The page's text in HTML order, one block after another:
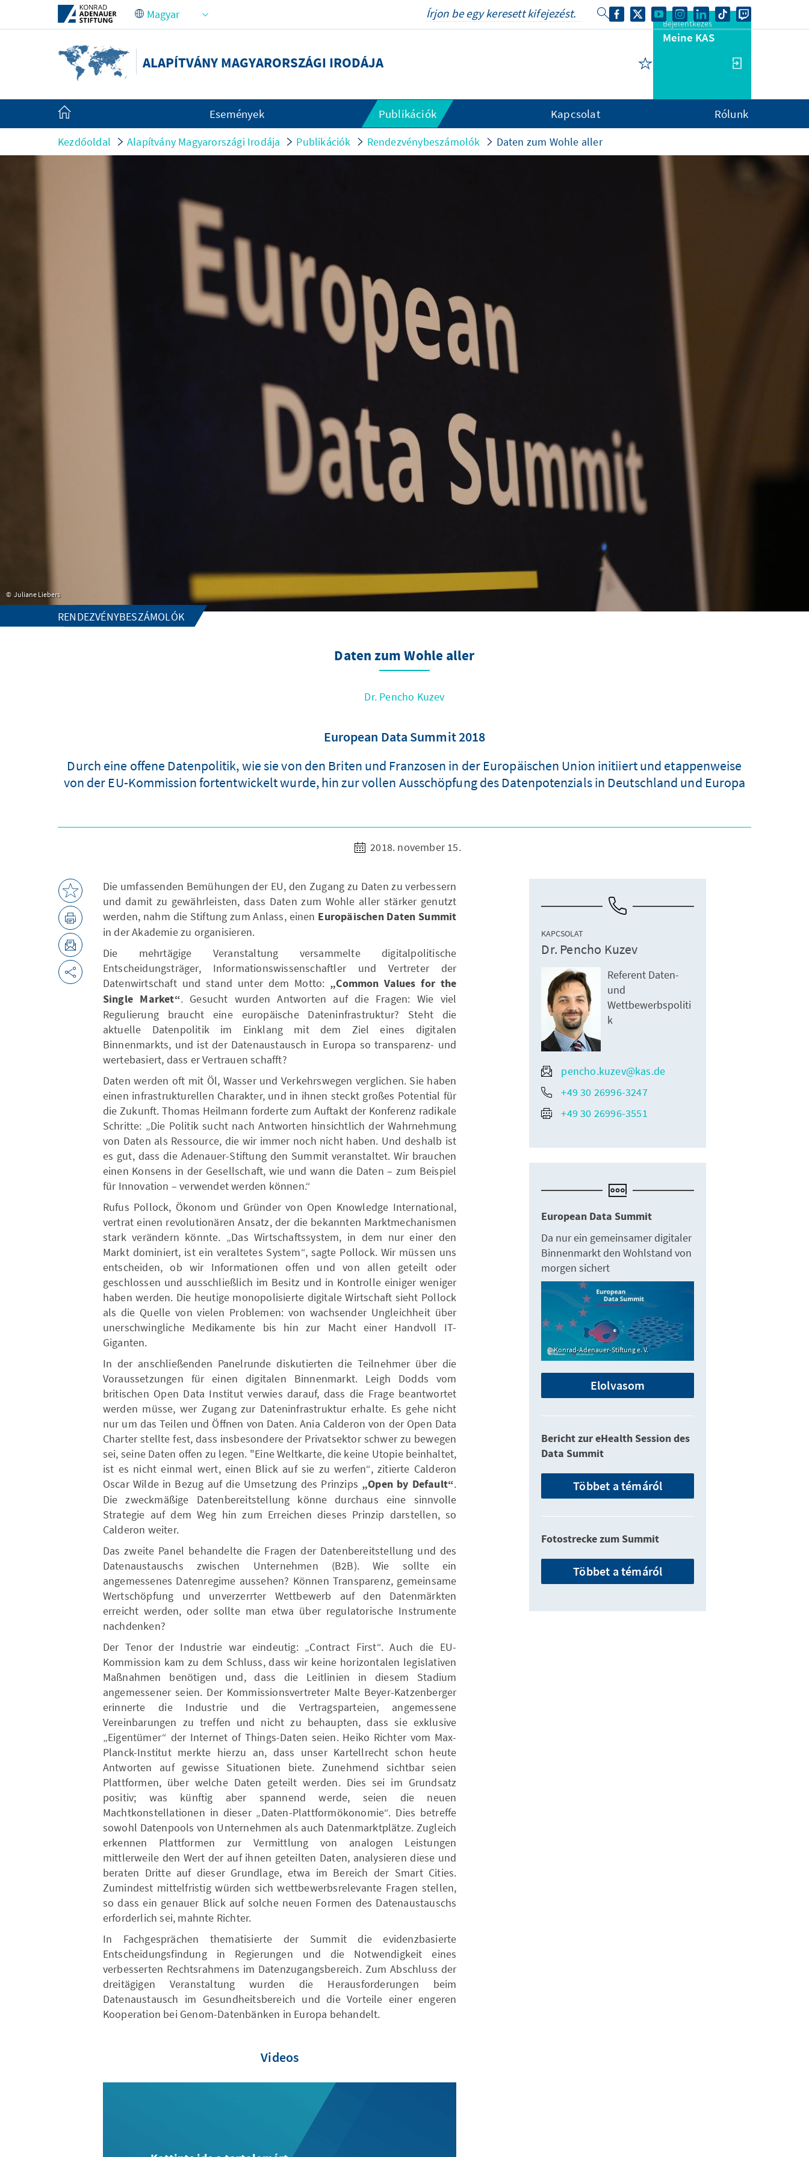
Ugrás a fő tartalomhoz
ALAPÍTVÁNY MAGYARORSZÁGI IRODÁJA
Bejelentkezés
Meine KAS
Események Publikációk Kapcsolat Rólunk
Kezdőoldal Alapítvány Magyarországi Irodája Publikációk Rendezvénybeszámolók Daten zum Wohle aller
Juliane Liebers
RENDEZVÉNYBESZÁMOLÓK
Daten zum Wohle aller
Dr. Pencho Kuzev
European Data Summit 2018
Durch eine offene Datenpolitik, wie sie von den Briten und Franzosen in der Europäischen Union initiiert und etappenweise
von der EU-Kommission fortentwickelt wurde, hin zur vollen Ausschöpfung des Datenpotenzials in Deutschland und Europa
2018. november 15.
Die umfassenden Bemühungen der EU, den Zugang zu Daten zu verbessern
und damit zu gewährleisten, dass Daten zum Wohle aller stärker genutzt
werden, nahm die Stiftung zum Anlass, einen Europäischen Daten Summit
in der Akademie zu organisieren.
Die mehrtägige Veranstaltung versammelte digitalpolitische
Entscheidungsträger, Informationswissenschaftler und Vertreter der
Datenwirtschaft und stand unter dem Motto: „Common Values for the
Single Market“. Gesucht wurden Antworten auf die Fragen: Wie viel
Regulierung braucht eine europäische Dateninfrastruktur? Steht die
aktuelle Datenpolitik im Einklang mit dem Ziel eines digitalen
Binnenmarkts, und ist der Datenaustausch in Europa so transparenz- und
wertebasiert, dass er Vertrauen schafft?
Daten werden oft mit Öl, Wasser und Verkehrswegen verglichen. Sie haben
einen infrastrukturellen Charakter, und in ihnen steckt großes Potential für
die Zukunft. Thomas Heilmann forderte zum Auftakt der Konferenz radikale
Schritte: „Die Politik sucht nach Antworten hinsichtlich der Wahrnehmung
von Daten als Ressource, die wir immer noch nicht haben. Und deshalb ist
es gut, dass die Adenauer-Stiftung den Summit veranstaltet. Wir brauchen
einen Konsens in der Gesellschaft, wie und wann die Daten – zum Beispiel
für Innovation – verwendet werden können.“
Rufus Pollock, Ökonom und Gründer von Open Knowledge International,
vertrat einen revolutionären Ansatz, der die bekannten Marktmechanismen
stark verändern könnte. „Das Wirtschaftssystem, in dem nur einer den
Markt dominiert, ist ein veraltetes System“, sagte Pollock. Wir müssen uns
entscheiden, ob wir Informationen offen und von allen geteilt oder
geschlossen und ausschließlich im Besitz und in Kontrolle einiger weniger
haben werden. Die heutige monopolisierte digitale Wirtschaft sieht Pollock
als die Quelle von vielen Problemen: von wachsender Ungleichheit über
unerschwingliche Medikamente bis hin zur Macht einer Handvoll IT-
Giganten.
In der anschließenden Panelrunde diskutierten die Teilnehmer über die
Voraussetzungen für einen digitalen Binnenmarkt. Leigh Dodds vom
britischen Open Data Institut verwies darauf, dass die Frage beantwortet
werden müsse, wer Zugang zur Dateninfrastruktur erhalte. Es gehe nicht
nur um das Teilen und Öffnen von Daten. Ania Calderon von der Open Data
Charter stellte fest, dass insbesondere der Privatsektor schwer zu bewegen
sei, seine Daten offen zu legen. "Eine Weltkarte, die keine Utopie beinhaltet,
ist es nicht einmal wert, einen Blick auf sie zu werfen“, zitierte Calderon
Oscar Wilde in Bezug auf die Umsetzung des Prinzips „Open by Default“.
Die zweckmäßige Datenbereitstellung könne durchaus eine sinnvolle
Strategie auf dem Weg hin zum Erreichen dieses Prinzip darstellen, so
Calderon weiter.
Das zweite Panel behandelte die Fragen der Datenbereitstellung und des
Datenaustauschs zwischen Unternehmen (B2B). Wie sollte ein
angemessenes Datenregime aussehen? Können Transparenz, gemeinsame
Wertschöpfung und unverzerrter Wettbewerb auf den Datenmärkten
erreicht werden, oder sollte man etwa über regulatorische Instrumente
nachdenken?
Der Tenor der Industrie war eindeutig: „Contract First“. Auch die EU-
Kommission kam zu dem Schluss, dass wir keine horizontalen legislativen
Maßnahmen benötigen und, dass die Leitlinien in diesem Stadium
angemessener seien. Der Kommissionsvertreter Malte Beyer-Katzenberger
erinnerte die Industrie und die Vertragsparteien, angemessene
Vereinbarungen zu treffen und nicht zu behaupten, dass sie exklusive
„Eigentümer“ der Internet of Things-Daten seien. Heiko Richter vom Max-
Planck-Institut merkte hierzu an, dass unser Kartellrecht schon heute
Antworten auf gewisse Situationen biete. Zunehmend sichtbar seien
Plattformen, über welche Daten geteilt werden. Dies sei im Grundsatz
positiv; was künftig aber spannend werde, seien die neuen
Machtkonstellationen in dieser „Daten-Plattformökonomie“. Dies betreffe
sowohl Datenpools von Unternehmen als auch Datenmarktplätze. Zugleich
erkennen Plattformen zur Vermittlung von analogen Leistungen
mittlerweile den Wert der auf ihnen geteilten Daten, analysieren diese und
beraten Dritte auf dieser Grundlage, etwa im Bereich der Smart Cities.
Zumindest mittelfristig würden sich wettbewerbsrelevante Fragen stellen,
so dass ein genauer Blick auf solche neuen Formen des Datenaustauschs
erforderlich sei, mahnte Richter.
In Fachgesprächen thematisierte der Summit die evidenzbasierte
Entscheidungsfindung in Regierungen und die Notwendigkeit eines
verbesserten Rechtsrahmens im Datenzugangsbereich. Zum Abschluss der
dreitägigen Veranstaltung wurden die Herausforderungen beim
Datenaustausch im Gesundheitsbereich und die Vorteile einer engeren
Kooperation bei Genom-Datenbänken in Europa behandelt.
Videos
KAPCSOLAT
Dr. Pencho Kuzev
Referent Daten-
und
Wettbewerbspoliti
k
pencho.kuzev@kas.de
+49 30 26996-3247
+49 30 26996-3551
European Data Summit
Da nur ein gemeinsamer digitaler
Binnenmarkt den Wohlstand von
morgen sichert
Konrad-Adenauer-Stiftung e. V.
Elolvasom
Bericht zur eHealth Session des
Data Summit
Többet a témáról
Fotostrecke zum Summit
Többet a témáról